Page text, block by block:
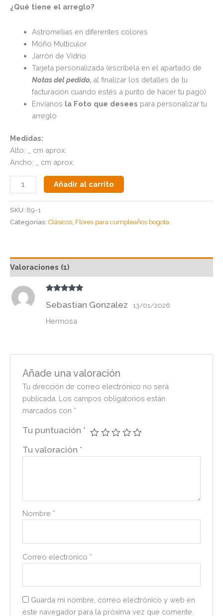
¿Qué tiene el arreglo?
Astromelias en diferentes colores
Moño Multiculor
Jarrón de Vidrio
Tarjeta personalizada (escríbela en el apartado de
Notas del pedido, al finalizar los detalles de tu
facturación cuando estés a punto de hacer tu pago)
Envíanos la Foto que desees para personalizar tu
arreglo
Medidas:
Alto: _ cm aprox.
Ancho: _ cm aprox.
Añadir al carrito
SKU: 89-1
Categorías: Clásicos, Flores para cumpleaños bogota
Valoraciones (1)
con5de 5
Sebastian Gonzalez 13/01/2026
Hermosa
Añade una valoración
Tu dirección de correo electrónico no será
publicada. Los campos obligatorios están
marcados con *
Tu puntuación *
Tu valoración *
Nombre *
Correo electrónico *
Guarda mi nombre, correo electrónico y web en
este navegador para la próxima vez que comente.